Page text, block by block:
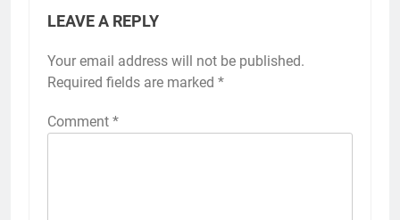
LEAVE A REPLY
Your email address will not be published.
Required fields are marked *
Comment *